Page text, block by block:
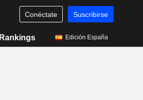
Conéctate Suscribirse
Rankings Edición España